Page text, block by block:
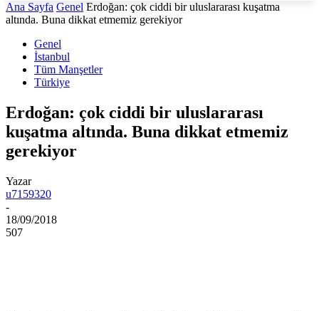
Ana Sayfa Genel Erdoğan: çok ciddi bir uluslararası kuşatma
altında. Buna dikkat etmemiz gerekiyor
Genel
İstanbul
Tüm Manşetler
Türkiye
Erdoğan: çok ciddi bir uluslararası
kuşatma altında. Buna dikkat etmemiz
gerekiyor
Yazar
u7159320
-
18/09/2018
507